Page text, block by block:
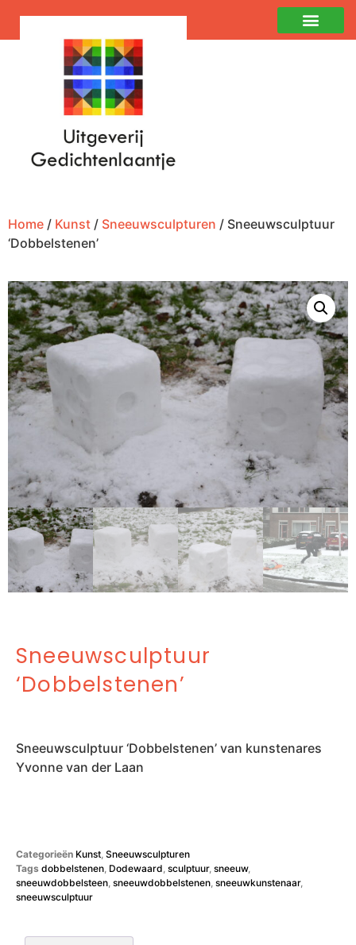
Home / Kunst / Sneeuwsculpturen / Sneeuwsculptuur
‘Dobbelstenen’
Sneeuwsculptuur
‘Dobbelstenen’
Sneeuwsculptuur ‘Dobbelstenen’ van kunstenares
Yvonne van der Laan
Categorieën Kunst, Sneeuwsculpturen
Tags dobbelstenen, Dodewaard, sculptuur, sneeuw,
sneeuwdobbelsteen, sneeuwdobbelstenen, sneeuwkunstenaar,
sneeuwsculptuur